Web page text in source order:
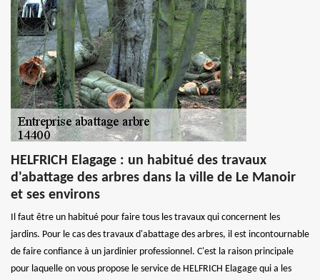
HELFRICH Elagage : un habitué des travaux
d'abattage des arbres dans la ville de Le Manoir
et ses environs
Il faut être un habitué pour faire tous les travaux qui concernent les
jardins. Pour le cas des travaux d'abattage des arbres, il est incontournable
de faire confiance à un jardinier professionnel. C'est la raison principale
pour laquelle on vous propose le service de HELFRICH Elagage qui a les